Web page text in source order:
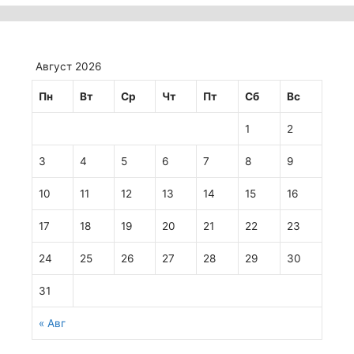
Август 2026
Пн Вт Ср Чт Пт Сб Вс
« Авг
1 2
3 4 5 6 7 8 9
10 11 12 13 14 15 16
17 18 19 20 21 22 23
24 25 26 27 28 29 30
31